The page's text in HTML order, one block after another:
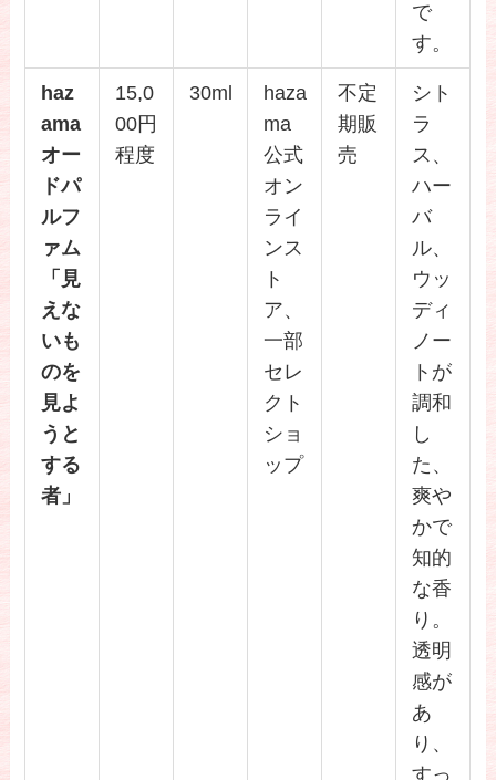
で
す。
haz
ama
オー
ドパ
ルフ
ァム
「見
えな
いも
のを
見よ
うと
する
者」
15,0
00円
程度
30ml
haza
ma
公式
オン
ライ
ンス
ト
ア、
一部
セレ
クト
ショ
ップ
不定
期販
売
シト
ラ
ス、
ハー
バ
ル、
ウッ
ディ
ノー
トが
調和
し
た、
爽や
かで
知的
な香
り。
透明
感が
あ
り、
すっ